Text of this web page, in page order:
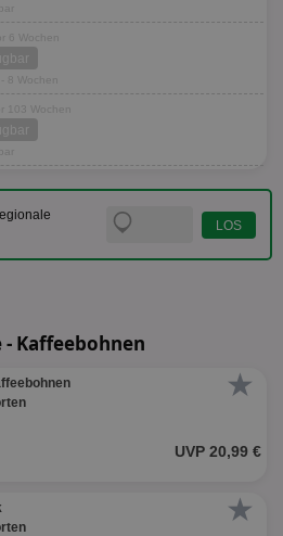
6 Wochen
8 Wochen
103 Wochen
Kaffeebohnen
★
UVP 20,99 €
★